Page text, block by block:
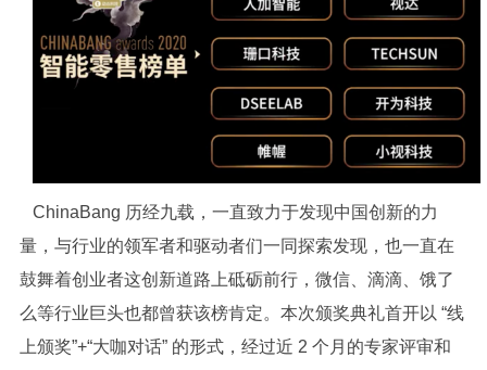
ChinaBang 历经九载，一直致力于发现中国创新的力
量，与行业的领军者和驱动者们一同探索发现，也一直在
鼓舞着创业者这创新道路上砥砺前行，微信、滴滴、饿了
么等行业巨头也都曾获该榜肯定。本次颁奖典礼首开以 “线
上颁奖”+“大咖对话” 的形式，经过近 2 个月的专家评审和